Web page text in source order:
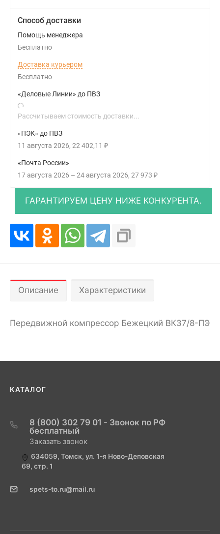
Способ доставки
Помощь менеджера
Бесплатно
Доставка курьером
Бесплатно
«Деловые Линии» до ПВЗ
Рассчитываем стоимость доставки...
«ПЭК» до ПВЗ
11 августа 2026 22 402,11 ₽
«Почта России»
17 августа 2026 – 24 августа 2026 27 973 ₽
Описание Характеристики
Передвижной компрессор Бежецкий ВК37/8-ПЭ
КАТАЛОГ
8 (800) 302 79 01 - Звонок по РФ
бесплатный
Заказать звонок
634059, Томск, ул. 1-я Ново-Деповская
69, стр. 1
spets-to.ru@mail.ru